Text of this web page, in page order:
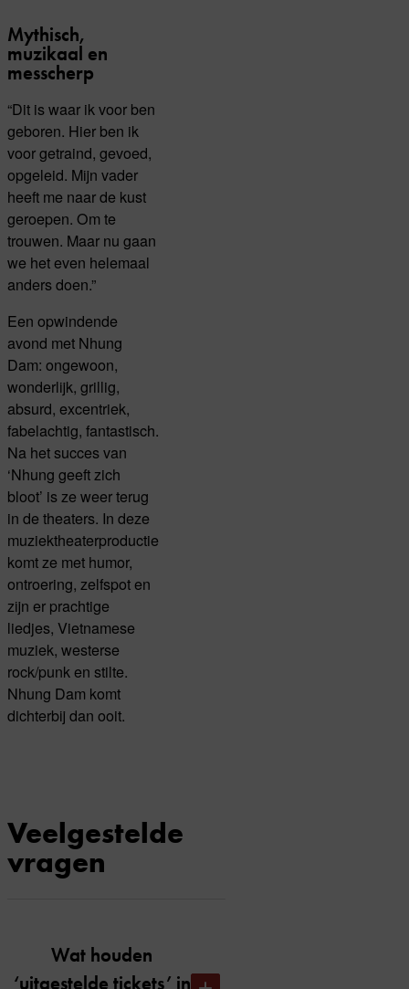
Mythisch,
muzikaal en
messcherp
“Dit is waar ik voor ben
geboren. Hier ben ik
voor getraind, gevoed,
opgeleid. Mijn vader
heeft me naar de kust
geroepen. Om te
trouwen. Maar nu gaan
we het even helemaal
anders doen.”
Een opwindende
avond met Nhung
Dam: ongewoon,
wonderlijk, grillig,
absurd, excentriek,
fabelachtig, fantastisch.
Na het succes van
‘Nhung geeft zich
bloot’ is ze weer terug
in de theaters. In deze
muziektheaterproductie
komt ze met humor,
ontroering, zelfspot en
zijn er prachtige
liedjes, Vietnamese
muziek, westerse
rock/punk en stilte.
Nhung Dam komt
dichterbij dan ooit.
Veelgestelde
vragen
Wat houden
‘uitgestelde tickets’ in